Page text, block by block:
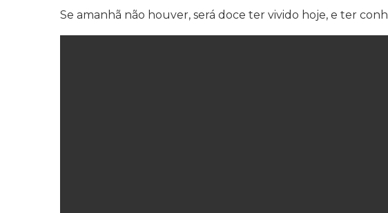
Se amanhã não houver, será doce ter vivido hoje, e ter